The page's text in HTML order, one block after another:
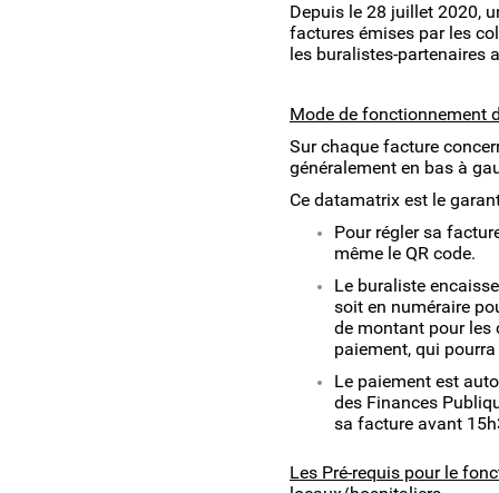
Depuis le 28 juillet 2020,
factures émises par les
les buralistes-partenaires
Mode de fonctionnement
Sur chaque facture
généralement en bas à
Ce datamatrix est le
Pour régler sa
même le QR code.
Le buraliste
soit en numéraire
de montant pour les
paiement, qui
Le paiement est
des Finances
sa facture avant
Les Pré-requis pour le